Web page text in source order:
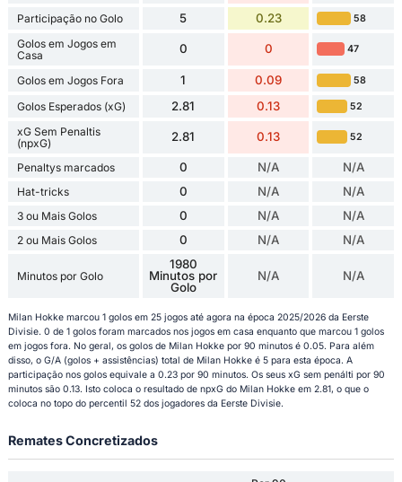
Participação no Golo 5 0.23 58
Golos em Jogos em
Casa
0 0 47
Golos em Jogos Fora 1 0.09 58
Golos Esperados (xG) 2.81 0.13 52
xG Sem Penaltis
(npxG)
2.81 0.13 52
Penaltys marcados 0 N/A N/A
Hat-tricks 0 N/A N/A
3 ou Mais Golos 0 N/A N/A
2 ou Mais Golos 0 N/A N/A
Minutos por Golo
1980
Minutos por
Golo
N/A N/A
Milan Hokke marcou 1 golos em 25 jogos até agora na época 2025/2026 da Eerste
Divisie. 0 de 1 golos foram marcados nos jogos em casa enquanto que marcou 1 golos
em jogos fora. No geral, os golos de Milan Hokke por 90 minutos é 0.05. Para além
disso, o G/A (golos + assistências) total de Milan Hokke é 5 para esta época. A
participação nos golos equivale a 0.23 por 90 minutos. Os seus xG sem penálti por 90
minutos são 0.13. Isto coloca o resultado de npxG do Milan Hokke em 2.81, o que o
coloca no topo do percentil 52 dos jogadores da Eerste Divisie.
Remates Concretizados